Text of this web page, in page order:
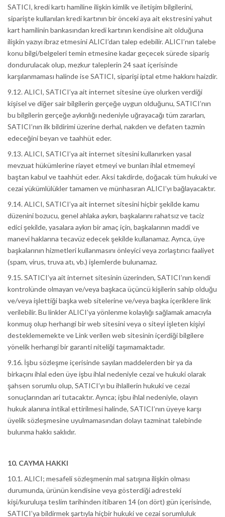
SATICI, kredi kartı hamiline ilişkin kimlik ve iletişim bilgilerini,
siparişte kullanılan kredi kartının bir önceki aya ait ekstresini yahut
kart hamilinin bankasından kredi kartının kendisine ait olduğuna
ilişkin yazıyı ibraz etmesini ALICI’dan talep edebilir. ALICI’nın talebe
konu bilgi/belgeleri temin etmesine kadar geçecek sürede sipariş
dondurulacak olup, mezkur taleplerin 24 saat içerisinde
karşılanmaması halinde ise SATICI, siparişi iptal etme hakkını haizdir.
9.12. ALICI, SATICI’ya ait internet sitesine üye olurken verdiği
kişisel ve diğer sair bilgilerin gerçeğe uygun olduğunu, SATICI’nın
bu bilgilerin gerçeğe aykırılığı nedeniyle uğrayacağı tüm zararları,
SATICI’nın ilk bildirimi üzerine derhal, nakden ve defaten tazmin
edeceğini beyan ve taahhüt eder.
9.13. ALICI, SATICI’ya ait internet sitesini kullanırken yasal
mevzuat hükümlerine riayet etmeyi ve bunları ihlal etmemeyi
baştan kabul ve taahhüt eder. Aksi takdirde, doğacak tüm hukuki ve
cezai yükümlülükler tamamen ve münhasıran ALICI’yı bağlayacaktır.
9.14. ALICI, SATICI’ya ait internet sitesini hiçbir şekilde kamu
düzenini bozucu, genel ahlaka aykırı, başkalarını rahatsız ve taciz
edici şekilde, yasalara aykırı bir amaç için, başkalarının maddi ve
manevi haklarına tecavüz edecek şekilde kullanamaz. Ayrıca, üye
başkalarının hizmetleri kullanmasını önleyici veya zorlaştırıcı faaliyet
(spam, virus, truva atı, vb.) işlemlerde bulunamaz.
9.15. SATICI’ya ait internet sitesinin üzerinden, SATICI’nın kendi
kontrolünde olmayan ve/veya başkaca üçüncü kişilerin sahip olduğu
ve/veya işlettiği başka web sitelerine ve/veya başka içeriklere link
verilebilir. Bu linkler ALICI’ya yönlenme kolaylığı sağlamak amacıyla
konmuş olup herhangi bir web sitesini veya o siteyi işleten kişiyi
desteklememekte ve Link verilen web sitesinin içerdiği bilgilere
yönelik herhangi bir garanti niteliği taşımamaktadır.
9.16. İşbu sözleşme içerisinde sayılan maddelerden bir ya da
birkaçını ihlal eden üye işbu ihlal nedeniyle cezai ve hukuki olarak
şahsen sorumlu olup, SATICI’yı bu ihlallerin hukuki ve cezai
sonuçlarından ari tutacaktır. Ayrıca; işbu ihlal nedeniyle, olayın
hukuk alanına intikal ettirilmesi halinde, SATICI’nın üyeye karşı
üyelik sözleşmesine uyulmamasından dolayı tazminat talebinde
bulunma hakkı saklıdır.
10. CAYMA HAKKI
10.1. ALICI; mesafeli sözleşmenin mal satışına ilişkin olması
durumunda, ürünün kendisine veya gösterdiği adresteki
kişi/kuruluşa teslim tarihinden itibaren 14 (on dört) gün içerisinde,
SATICI’ya bildirmek şartıyla hiçbir hukuki ve cezai sorumluluk